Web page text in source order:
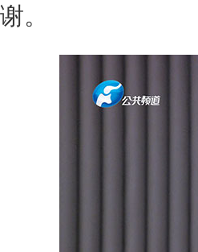
谢。